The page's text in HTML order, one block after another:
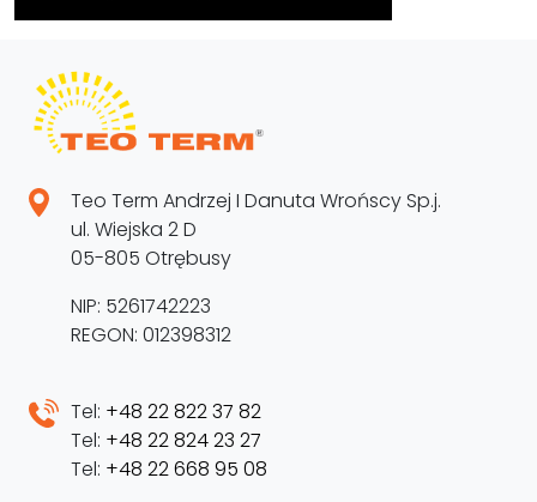
Teo Term Andrzej I Danuta Wrońscy Sp.j.
ul. Wiejska 2 D
05-805 Otrębusy
NIP: 5261742223
REGON: 012398312
Tel: +48 22 822 37 82
Tel: +48 22 824 23 27
Tel: +48 22 668 95 08